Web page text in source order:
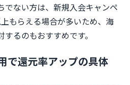
でない方は、新規入会キャンペ
もらえる場合が多いため、海
るのもおすすめです。
で還元率アップの具体